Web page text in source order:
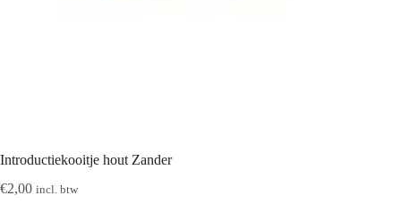
Introductiekooitje hout Zander
€2,00 incl. btw